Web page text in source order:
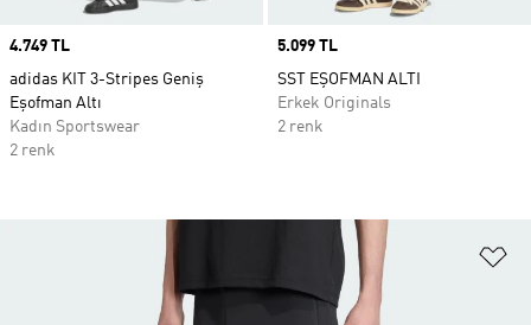
Price
4.749 TL
adidas KIT 3-Stripes Geniş
Eşofman Altı
Kadın Sportswear
2 renk
Price
5.099 TL
SST EŞOFMAN ALTI
Erkek Originals
2 renk